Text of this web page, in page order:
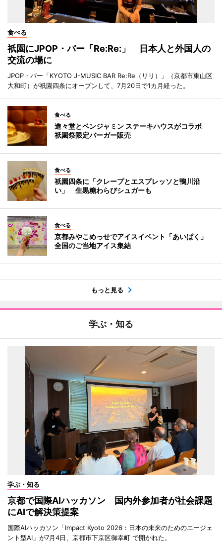
食べる
祇園にJPOP・バー「Re:Re:」 日本人と外国人の
交流の場に
JPOP・バー「KYOTO J-MUSIC BAR Re:Re（リリ）」（京都市東山区
大和町）が祇園四条にオープンして、7月20日で1カ月経った。
食べる
進々堂とベンジャミン ステーキハウスがコラボ
祇園祭限定バーガー販売
食べる
祇園四条に「クレープとエスプレッソと鴨川沿
い」 生黒糖わらびシュガーも
食べる
京都みやこめっせでアイスイベント「あいぱく」
全国のご当地アイス集結
もっと見る
学ぶ・知る
学ぶ・知る
京都で国際AIハッカソン 国内外参加者が社会課題
にAIで解決策提案
国際AIハッカソン「Impact Kyoto 2026：日本の未来のためのエージェ
ント型AI」が7月4日、京都市下京区御幸町 で開かれた。